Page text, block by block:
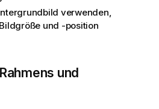
verwenden,
und -position
und